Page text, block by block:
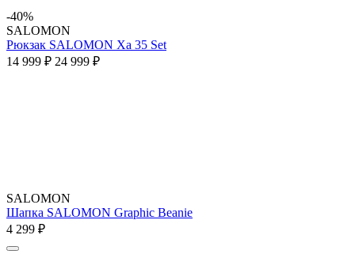
-40%
SALOMON
Рюкзак SALOMON Xa 35 Set
14 999 ₽ 24 999 ₽
SALOMON
Шапка SALOMON Graphic Beanie
4 299 ₽